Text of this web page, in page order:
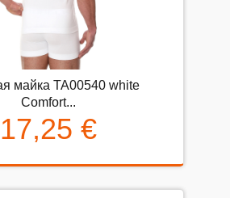
майка TA00540 white
Comfort...
17,25 €